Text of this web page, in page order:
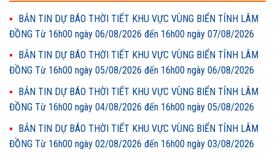
BẢN TIN DỰ BÁO THỜI TIẾT KHU VỰC VÙNG BIỂN TỈNH LÂM
ĐỒNG Từ 16h00 ngày 06/08/2026 đến 16h00 ngày 07/08/2026
BẢN TIN DỰ BÁO THỜI TIẾT KHU VỰC VÙNG BIỂN TỈNH LÂM
ĐỒNG Từ 16h00 ngày 05/08/2026 đến 16h00 ngày 06/08/2026
BẢN TIN DỰ BÁO THỜI TIẾT KHU VỰC VÙNG BIỂN TỈNH LÂM
ĐỒNG Từ 16h00 ngày 04/08/2026 đến 16h00 ngày 05/08/2026
BẢN TIN DỰ BÁO THỜI TIẾT KHU VỰC VÙNG BIỂN TỈNH LÂM
ĐỒNG Từ 16h00 ngày 02/08/2026 đến 16h00 ngày 03/08/2026